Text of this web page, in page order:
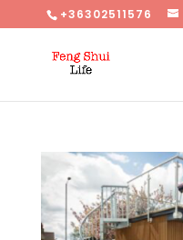
+36302511576